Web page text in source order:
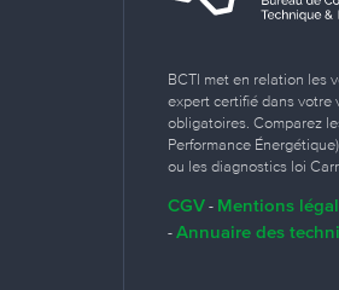
BCTI met en relation les
expert certifié dans votre
obligatoires. Comparez
Performance
ou les diagnostics loi
CGV - Mentions
- Annuaire des